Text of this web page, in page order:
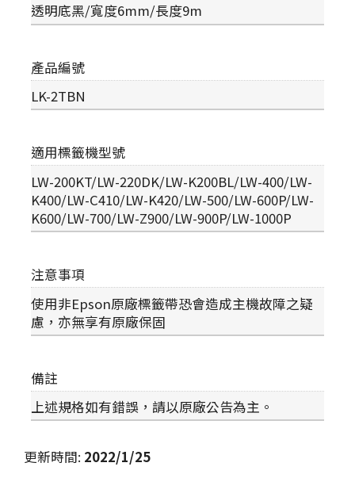
透明底黑/寬度6mm/長度9m
產品編號
LK-2TBN
適用標籤機型號
LW-200KT/LW-220DK/LW-K200BL/LW-400/LW-
K400/LW-C410/LW-K420/LW-500/LW-600P/LW-
K600/LW-700/LW-Z900/LW-900P/LW-1000P
注意事項
使用非Epson原廠標籤帶恐會造成主機故障之疑
慮，亦無享有原廠保固
備註
上述規格如有錯誤，請以原廠公告為主。
更新時間: 2022/1/25